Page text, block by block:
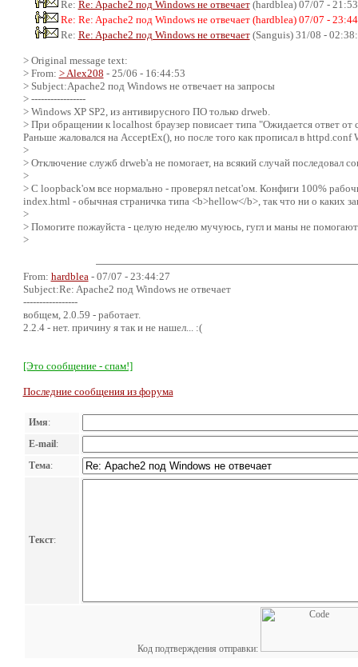
Re: Re: Apache2 под Windows не отвечает(hardblea) 07/07 -
Re: Re: Apache2 под Windows не отвечает (hardblea) 07/07 -
Re: Re: Apache2 под Windows не отвечает(Sanguis) 31/08 -
> Original message text:
> From: > Alex208 - 25/06 - 16:44:53
> Subject:Apache2 под Windows не отвечает на запросы
> -----------------
> Windows XP SP2, из антивирусного ПО только drweb.
> При обращении к localhost браузер повисает типа "Ожидается ответ от
Раньше жаловался на AcceptEx(), но после того как прописал в
>
> Отключение служб drweb'а не помогает, на всякий случай последовал
>
> С loopback'ом все нормально - проверял netcat'ом. Конфиги 100%
index.html - обычная страничка типа <b>hellow</b>, так что ни о каких
>
> Помогите пожауйста - целую неделю мучуюсь, гугл и маны не
>
From: hardblea - 07/07 - 23:44:27
Subject:Re: Apache2 под Windows не отвечает
-----------------
вобщем, 2.0.59 - работает.
2.2.4 - нет. причину я так и не нашел... :(
[Это сообщение - спам!]
Последние сообщения из форума
Имя:
E-mail:
Тема:
Текст:
Код подтверждения отправки: